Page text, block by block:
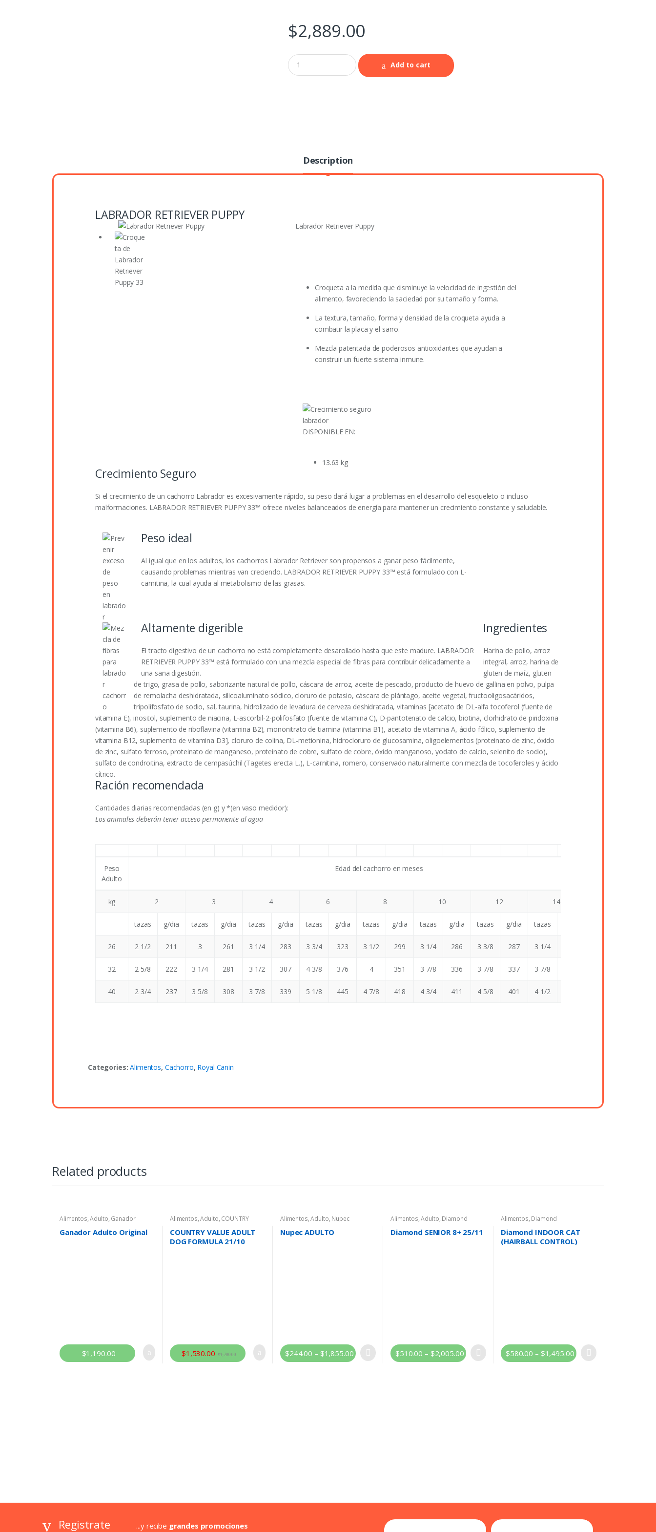
$2,889.00
Add to cart
Description
LABRADOR RETRIEVER PUPPY
Labrador Retriever Puppy
Croqueta a la medida que disminuye la velocidad de ingestión del
alimento, favoreciendo la saciedad por su tamaño y forma.
La textura, tamaño, forma y densidad de la croqueta ayuda a
combatir la placa y el sarro.
Mezcla patentada de poderosos antioxidantes que ayudan a
construir un fuerte sistema inmune.
DISPONIBLE EN:
13.63 kg
Crecimiento Seguro
Si el crecimiento de un cachorro Labrador es excesivamente rápido, su peso dará lugar a problemas en el desarrollo del esqueleto o incluso
malformaciones. LABRADOR RETRIEVER PUPPY 33™ ofrece niveles balanceados de energía para mantener un crecimiento constante y saludable.
Peso ideal
Al igual que en los adultos, los cachorros Labrador Retriever son propensos a ganar peso fácilmente,
causando problemas mientras van creciendo. LABRADOR RETRIEVER PUPPY 33™ está formulado con L-
carnitina, la cual ayuda al metabolismo de las grasas.
Altamente digerible
El tracto digestivo de un cachorro no está completamente desarollado hasta que este madure. LABRADOR
RETRIEVER PUPPY 33™ está formulado con una mezcla especial de fibras para contribuir delicadamente a
una sana digestión.
Ingredientes
Harina de pollo, arroz
integral, arroz, harina de
gluten de maíz, gluten
de trigo, grasa de pollo, saborizante natural de pollo, cáscara de arroz, aceite de pescado, producto de huevo de gallina en polvo, pulpa
de remolacha deshidratada, silicoaluminato sódico, cloruro de potasio, cáscara de plántago, aceite vegetal, fructooligosacáridos,
tripolifosfato de sodio, sal, taurina, hidrolizado de levadura de cerveza deshidratada, vitaminas [acetato de DL-alfa tocoferol (fuente de
vitamina E), inositol, suplemento de niacina, L-ascorbil-2-polifosfato (fuente de vitamina C), D-pantotenato de calcio, biotina, clorhidrato de piridoxina
(vitamina B6), suplemento de riboflavina (vitamina B2), mononitrato de tiamina (vitamina B1), acetato de vitamina A, ácido fólico, suplemento de
vitamina B12, suplemento de vitamina D3], cloruro de colina, DL-metionina, hidrocloruro de glucosamina, oligoelementos (proteinato de zinc, óxido
de zinc, sulfato ferroso, proteinato de manganeso, proteinato de cobre, sulfato de cobre, óxido manganoso, yodato de calcio, selenito de sodio),
sulfato de condroitina, extracto de cempasúchil (Tagetes erecta L.), L-carnitina, romero, conservado naturalmente con mezcla de tocoferoles y ácido
cítrico.
Ración recomendada
Cantidades diarias recomendadas (en g) y *(en vaso medidor):
Los animales deberán tener acceso permanente al agua
Peso
Adulto
Edad del cachorro en meses
kg 2 3 4 6 8 10 12 14
tazas g/dia tazas g/dia tazas g/dia tazas g/dia tazas g/dia tazas g/dia tazas g/dia tazas
26 2 1/2 211 3 261 3 1/4 283 3 3/4 323 3 1/2 299 3 1/4 286 3 3/8 287 3 1/4
32 2 5/8 222 3 1/4 281 3 1/2 307 4 3/8 376 4 351 3 7/8 336 3 7/8 337 3 7/8
40 2 3/4 237 3 5/8 308 3 7/8 339 5 1/8 445 4 7/8 418 4 3/4 411 4 5/8 401 4 1/2
Categories:Alimentos, Cachorro, Royal Canin
Related products
Alimentos,Adulto, Ganador
Ganador Adulto Original
$1,190.00
Alimentos,Adulto, COUNTRY
COUNTRY VALUE ADULT
DOG FORMULA 21/10
$1,530.00 $1,700.00
Alimentos,Adulto, Nupec
Nupec ADULTO
$244.00 – $1,855.00
Alimentos,Adulto, Diamond
Diamond SENIOR 8+ 25/11
$510.00 – $2,005.00
Alimentos, Diamond
Diamond INDOOR CAT
(HAIRBALL CONTROL)
$580.00 – $1,495.00
Registrate ...y recibe grandes promociones